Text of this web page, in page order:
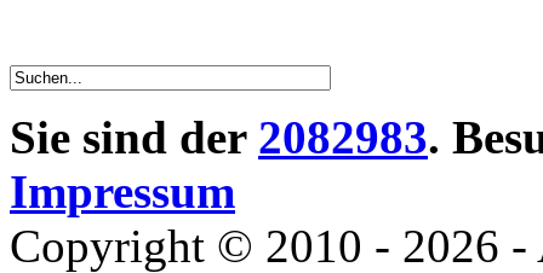
Sie sind der 2082983.
Impressum
Copyright © 2010 - 2026 -